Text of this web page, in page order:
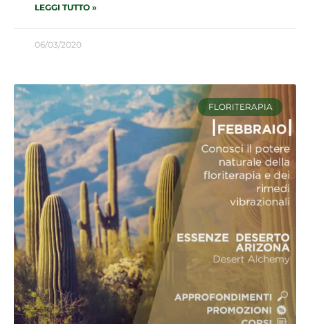
LEGGI TUTTO »
06/03/2020
FLORITERAPIA